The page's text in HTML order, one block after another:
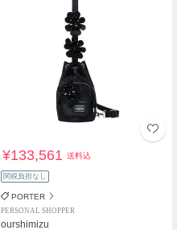
¥133,561送料込
関税負担なし
PORTER
PERSONAL SHOPPER
ourshimizu